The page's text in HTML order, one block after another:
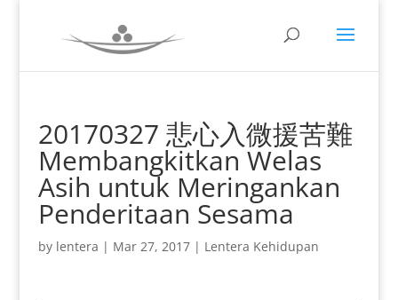
20170327 悲心入微援苦難
Membangkitkan Welas
Asih untuk Meringankan
Penderitaan Sesama
by lentera | Mar 27, 2017| Lentera Kehidupan